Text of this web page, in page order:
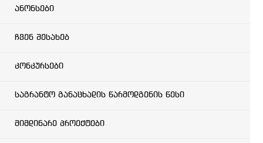
ანონსები
ჩვენ შესახებ
კონკურსები
საგრანტო განაცხადის წარმოდგენის წესი
მიმდინარე პროექტები